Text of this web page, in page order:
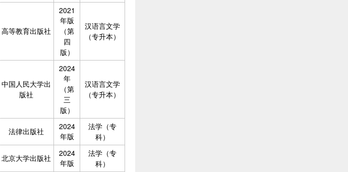
高等教育出版社
2021
年版
（第
四
版）
汉语言文学
（专升本）
中国人民大学出
版社
2024
年
（第
三
版）
汉语言文学
（专升本）
法律出版社
2024
年版
法学（专
科）
北京大学出版社
2024
年版
法学（专
科）